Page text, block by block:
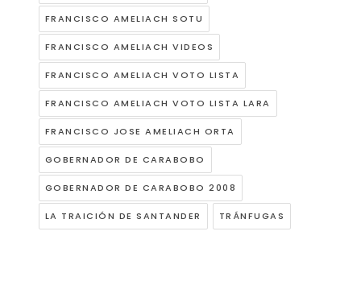
FRANCISCO AMELIACH SOTU
FRANCISCO AMELIACH VIDEOS
FRANCISCO AMELIACH VOTO LISTA
FRANCISCO AMELIACH VOTO LISTA LARA
FRANCISCO JOSE AMELIACH ORTA
GOBERNADOR DE CARABOBO
GOBERNADOR DE CARABOBO 2008
LA TRAICIÓN DE SANTANDER TRÁNFUGAS